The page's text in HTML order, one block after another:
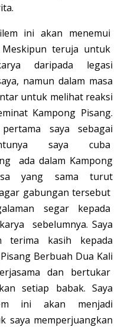
ini akan menemui
teruja untuk
daripada legasi
namun dalam masa
untuk melihat reaksi
Kampong Pisang.
saya sebagai
saya cuba
ada dalam Kampong
yang sama turut
gabungan tersebut
segar kepada
sebelumnya. Saya
terima kasih kepada
Berbuah Dua Kali
dan bertukar
setiap babak. Saya
ini akan menjadi
saya memperjuangkan